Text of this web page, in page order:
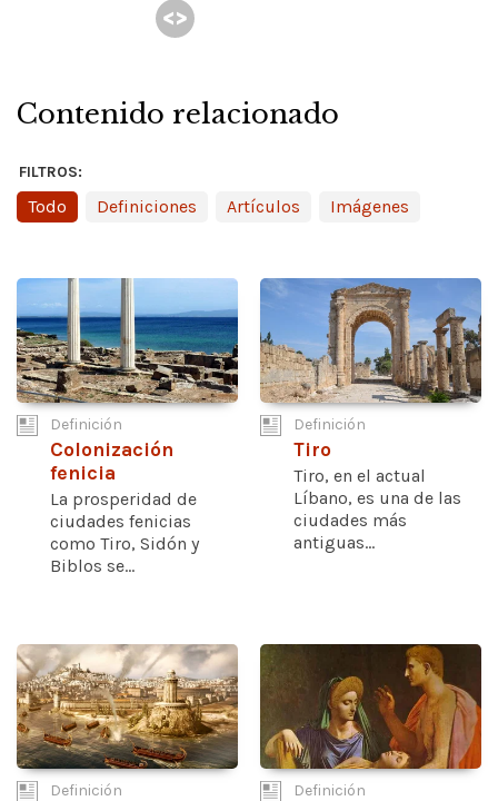
Contenido relacionado
FILTROS:
Todo Definiciones Artículos Imágenes
Definición
Colonización
fenicia
La prosperidad de
ciudades fenicias
como Tiro, Sidón y
Biblos se...
Definición
Tiro
Tiro, en el actual
Líbano, es una de las
ciudades más
antiguas...
Definición Definición